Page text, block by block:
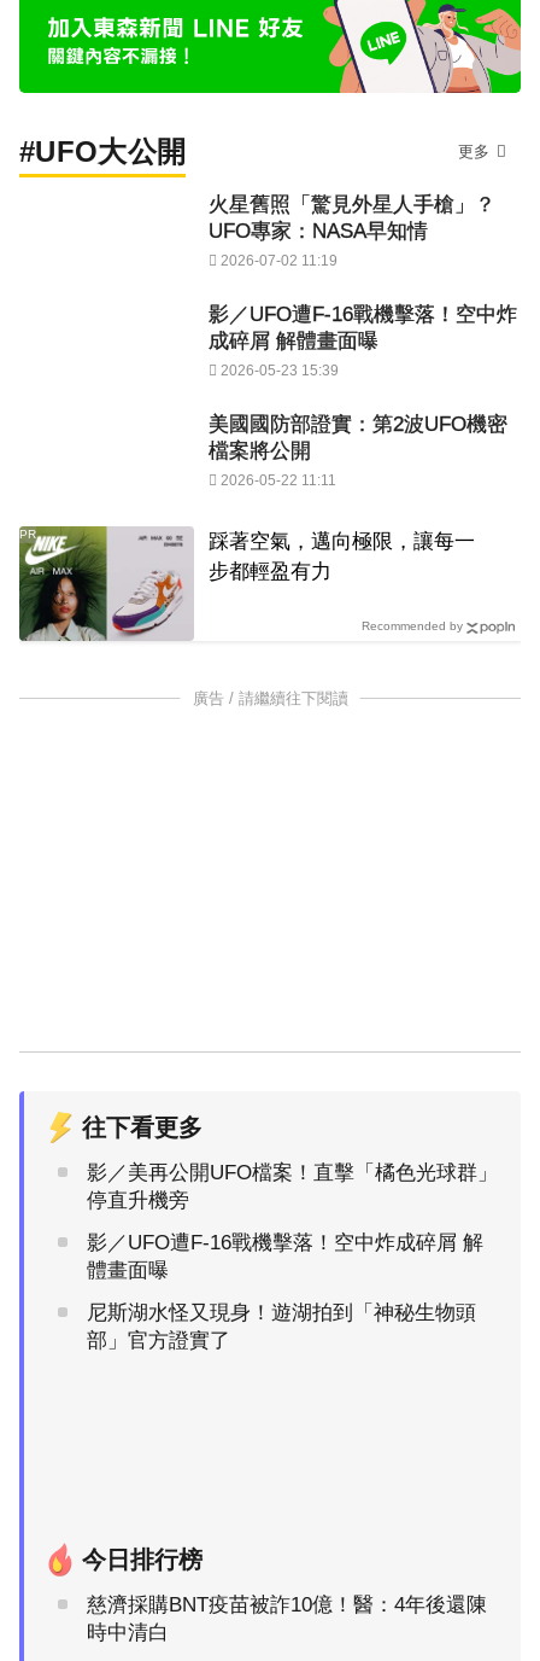
#UFO大公開 更多
火星舊照「驚見外星人手槍」？
UFO專家：NASA早知情
2026-07-02 11:19
影／UFO遭F-16戰機擊落！空中炸
成碎屑 解體畫面曝
2026-05-23 15:39
美國國防部證實：第2波UFO機密
檔案將公開
2026-05-22 11:11
踩著空氣，邁向極限，讓每一
步都輕盈有力
PR
Recommended by
廣告 / 請繼續往下閱讀
往下看更多
影／美再公開UFO檔案！直擊「橘色光球群」
停直升機旁
影／UFO遭F-16戰機擊落！空中炸成碎屑 解
體畫面曝
尼斯湖水怪又現身！遊湖拍到「神秘生物頭
部」官方證實了
今日排行榜
慈濟採購BNT疫苗被詐10億！醫：4年後還陳
時中清白